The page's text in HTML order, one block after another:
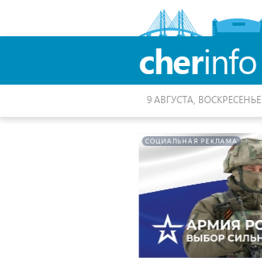
cherinfo
9 АВГУСТА, ВОСКРЕСЕНЬЕ
СОЦИАЛЬНАЯ РЕКЛАМА